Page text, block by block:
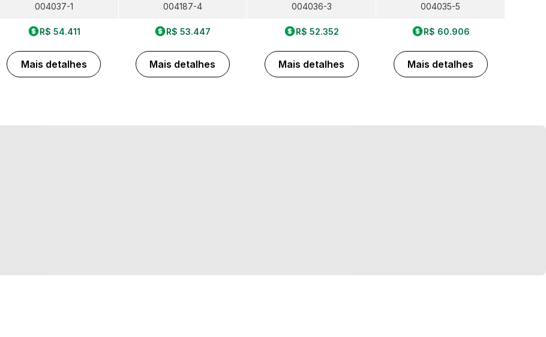
004037-1
R$ 54.411
Mais detalhes
004187-4
R$ 53.447
Mais detalhes
004036-3
R$ 52.352
Mais detalhes
004035-5
R$ 60.906
Mais detalhes